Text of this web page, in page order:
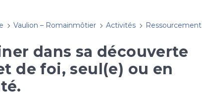
Vaulion – Romainmôtier Activités Ressourcement
dans sa découverte
de foi, seul(e) ou en